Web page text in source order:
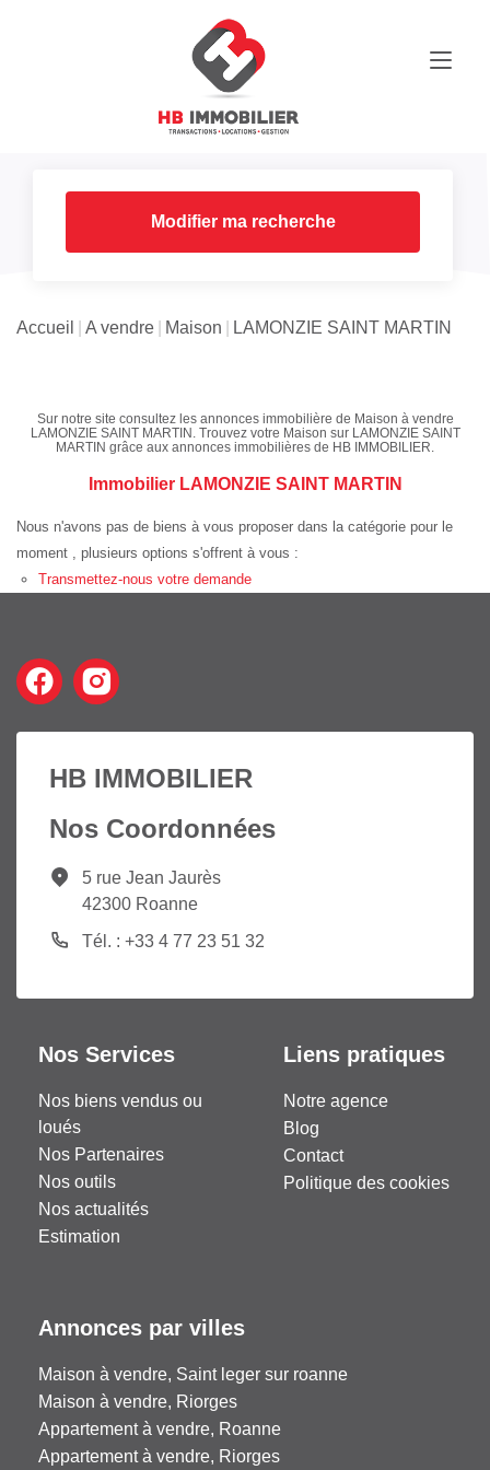
Modifier ma recherche
Accueil A vendre Maison LAMONZIE SAINT MARTIN
Sur notre site consultez les annonces immobilière de Maison à vendre
LAMONZIE SAINT MARTIN. Trouvez votre Maison sur LAMONZIE SAINT
MARTIN grâce aux annonces immobilières de HB IMMOBILIER.
Immobilier LAMONZIE SAINT MARTIN
Nous n'avons pas de biens à vous proposer dans la catégorie pour le
moment , plusieurs options s'offrent à vous :
Transmettez-nous votre demande
HB IMMOBILIER
Nos Coordonnées
5 rue Jean Jaurès
42300 Roanne
Tél. : +33 4 77 23 51 32
Nos Services
Nos biens vendus ou
loués
Nos Partenaires
Nos outils
Nos actualités
Estimation
Liens pratiques
Notre agence
Blog
Contact
Politique des cookies
Annonces par villes
Maison à vendre, Saint leger sur roanne
Maison à vendre, Riorges
Appartement à vendre, Roanne
Appartement à vendre, Riorges